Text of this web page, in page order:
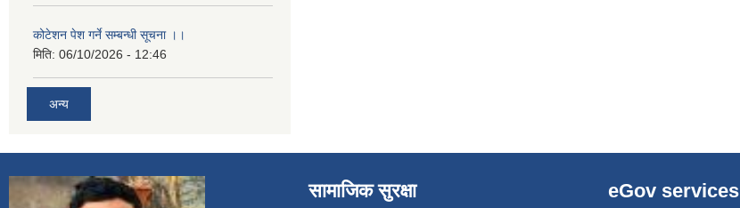
कोटेशन पेश गर्ने सम्बन्धी सूचना ।।
मिति: 06/10/2026 - 12:46
अन्य
सामाजिक सुरक्षा eGov services